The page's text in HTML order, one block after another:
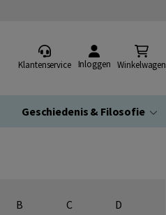
Klantenservice Inloggen Winkelwagen
Geschiedenis & Filosofie
B C
D